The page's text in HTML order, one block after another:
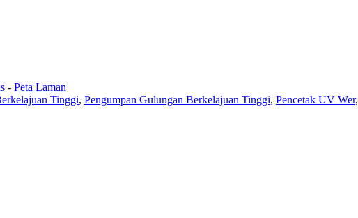
- Peta Laman
Tinggi, Pengumpan Gulungan Berkelajuan Tinggi, Pencetak UV Wer,